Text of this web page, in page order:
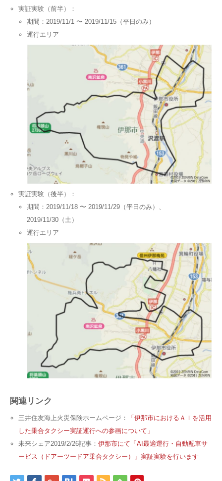
実証実験（前半）：
期間：2019/11/1 〜 2019/11/15（平日のみ）
運行エリア
実証実験（後半）：
期間：2019/11/18 〜 2019/11/29（平日のみ）、
2019/11/30（土）
運行エリア
関連リンク
三井住友海上火災保険ホームページ：
「伊那市におけるＡＩを活用
した乗合タクシー実証運行への参画について」
未来シェア2019/2/26記事： 伊那市にて「AI最適運行・自動配車サ
ービス（ドアーツードア乗合タクシー）」実証実験を行います